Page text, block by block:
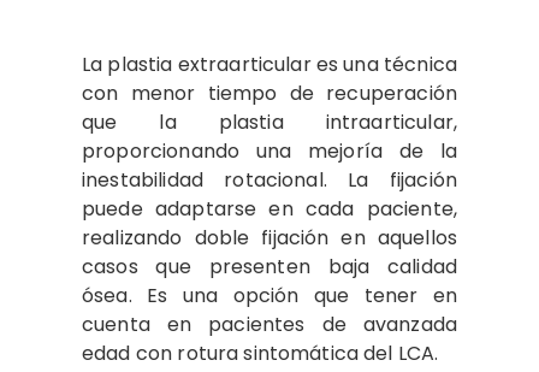
La plastia extraarticular es una técnica
con menor tiempo de recuperación
que la plastia intraarticular,
proporcionando una mejoría de la
inestabilidad rotacional. La fijación
puede adaptarse en cada paciente,
realizando doble fijación en aquellos
casos que presenten baja calidad
ósea. Es una opción que tener en
cuenta en pacientes de avanzada
edad con rotura sintomática del LCA.